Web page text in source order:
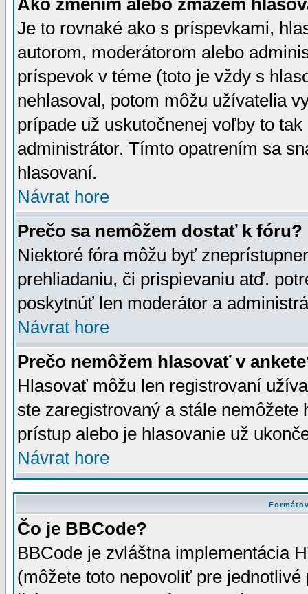
Ako zmením alebo zmažem
Je to rovnaké ako s príspevkami,
autorom, moderátorom alebo
príspevok v téme (toto je vždy s
nehlasoval, potom môžu užívatelia
prípade už uskutočnenej voľby to
administrátor. Tímto opatrením sa
hlasovaní.
Návrat hore
Prečo sa nemôžem dostať k fóru?
Niektoré fóra môžu byť
prehliadaniu, či prispievaniu atď.
poskytnúť len moderátor a
Návrat hore
Prečo nemôžem hlasovať v
Hlasovať môžu len registrovaní
ste zaregistrovaný a stále
prístup alebo je hlasovanie už
Návrat hore
Čo je BBCode?
BBCode je zvláštna implementácia
(môžete toto nepovoliť pre